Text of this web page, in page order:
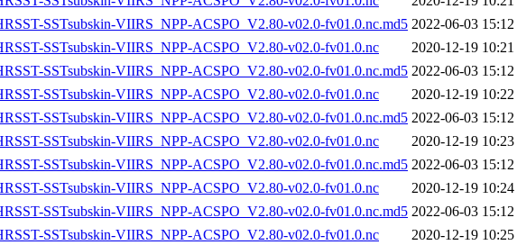
SSTsubskin-VIIRS_NPP-ACSPO_V2.80-v02.0-fv01.0.nc.md5 2022-06-03 15:12
SSTsubskin-VIIRS_NPP-ACSPO_V2.80-v02.0-fv01.0.nc
2020-12-19 10:21
SSTsubskin-VIIRS_NPP-ACSPO_V2.80-v02.0-fv01.0.nc.md5 2022-06-03 15:12
SSTsubskin-VIIRS_NPP-ACSPO_V2.80-v02.0-fv01.0.nc
2020-12-19 10:22
SSTsubskin-VIIRS_NPP-ACSPO_V2.80-v02.0-fv01.0.nc.md5 2022-06-03 15:12
SSTsubskin-VIIRS_NPP-ACSPO_V2.80-v02.0-fv01.0.nc
2020-12-19 10:23
SSTsubskin-VIIRS_NPP-ACSPO_V2.80-v02.0-fv01.0.nc.md5 2022-06-03 15:12
SSTsubskin-VIIRS_NPP-ACSPO_V2.80-v02.0-fv01.0.nc
2020-12-19 10:24
SSTsubskin-VIIRS_NPP-ACSPO_V2.80-v02.0-fv01.0.nc.md5 2022-06-03 15:12
SSTsubskin-VIIRS_NPP-ACSPO_V2.80-v02.0-fv01.0.nc
2020-12-19 10:25